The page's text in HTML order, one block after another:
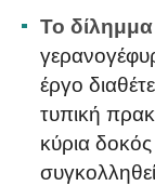
Το δίλημμα
έργο
τυπική
κύρια